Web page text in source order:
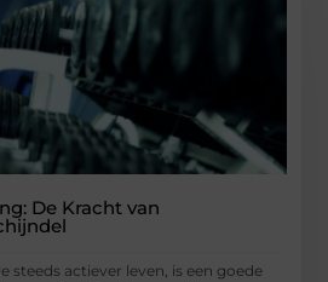
De Kracht van
steeds actiever leven, is een goede